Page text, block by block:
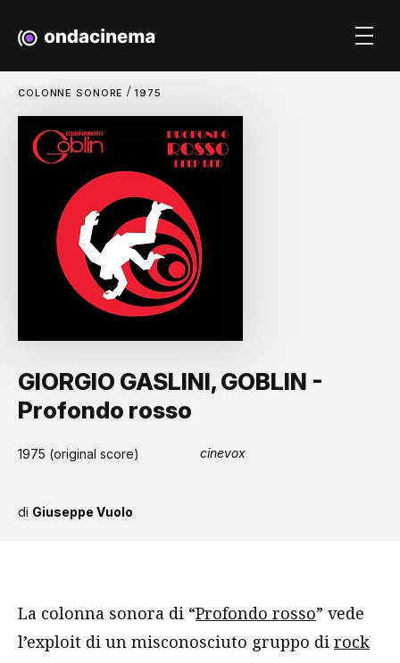
COLONNE SONORE/1975
GIORGIO GASLINI, GOBLIN -
Profondo rosso
1975 (original score) cinevox
di Giuseppe Vuolo
La colonna sonora di “Profondo rosso” vede
l’exploit di un misconosciuto gruppo di rock